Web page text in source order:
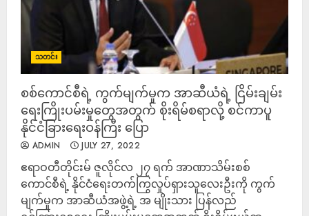
သတင်း
စစ်ကောင်စီရဲ့ ကွက်မျက်မှုက အာဆီယံရဲ့ ငြိမ်းချမ်း
ရေးကြိုးပမ်းမှုတွေအတွက် စိုးရိမ်စရာလို့ စင်ကာပူ
နိုင်ငံခြားရေးဝန်ကြီး ပြော
ADMIN JULY 27, 2022
ဧရာဝတီတိုင်းမ် ဇူလိုင်လ ၂၇ ရက် အာဏာသိမ်းစစ်
ကောင်စီရဲ့ နိုင်ငံရေးတက်ကြွလှုပ်ရှားသူလေးဦးကို ကွက်
မျက်မှုက အာဆီယံအဖွဲ့ရဲ့ အ မျိုးသား ပြန်လည်